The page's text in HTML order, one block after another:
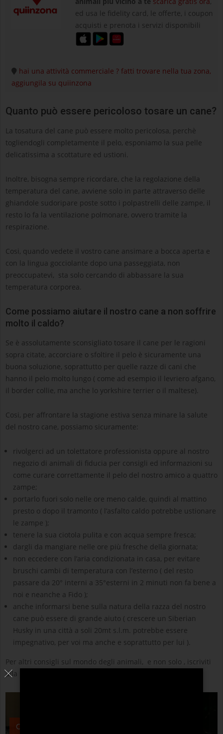
ed usa le fidelity card, le offerte, i coupon
acquisti e prenota i servizi disponibili
hai una attività commerciale ? fatti trovare nella tua zona,
aggiungila su quiinzona
Quanto può essere pericoloso tosare un cane?
La tosatura del cane può essere molto pericolosa, perchè
togliendogli completamente il pelo, esponiamo la sua pelle
delicatissima a scottature ed ustioni.
Inoltre, bisogna sempre ricordare, che la regolazione della
temperatura del cane, avviene solo in parte attraverso delle
ghiandole sudoripare poste sotto i polpastrelli delle zampe, il
resto lo fa la ventilazione polmonare, ovvero tramite la
respirazione.
Cosi, quando vedete il vostro cane ansimare a bocca aperta e
con la lingua gocciolante dopo una passeggiata, non
preoccupatevi, sta solo cercando di abbassare la sua
temperatura corporea.
Come possiamo aiutare il nostro cane a non soffrire
molto il caldo?
Se è assolutamente sconsigliato tosare il cane per le ragioni
sopra citate, accorciare o sfoltire il pelo è sicuramente una
buona soluzione, soprattutto per quelle razze di cani che
hanno il pelo molto lungo ( come ad esempio il levriero afgano,
il border collie, ma anche lo yorkshire terrier o il maltese).
Cosi, per affrontare la stagione estiva senza minare la salute
del nostro cane, possiamo sicuramente:
rivolgerci ad un tolettatore professionista oppure al nostro
negozio di animali di fiducia per consigli ed informazioni su
come curare correttamente il pelo del nostro amico a quattro
zampe;
portarlo fuori solo nelle ore meno calde, quindi al mattino
presto o dopo il tramonto ( l’asfalto caldo potrebbe ustionare
le zampe );
tenere la sua ciotola pulita e con acqua sempre fresca;
dargli da mangiare nelle ore più fresche della giornata;
non eccedere con l’aria condizionata in casa, per evitare
bruschi cambi di temperatura con l’esterno ( del resto
passare da 20° interni a 35°esterni in 2 minuti non fa bene a
noi e neanche a Fido );
anche informarsi bene sulla natura della razza del nostro
cane può essere di grande aiuto ( crescere un Siberian
Husky in una città a soli 20mt s.l.m. potrebbe essere
impegnativo, per voi ma anche e soprattutto per lui ).
Per altri consigli sul mondo degli animali, e non solo , iscriviti
alla nostra newsletter.